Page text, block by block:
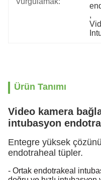
,
Ürün Tanımı
Video kamera
intubasyon
Entegre yüksek
endotraheal tüpler.
- Ortak endotrakeal